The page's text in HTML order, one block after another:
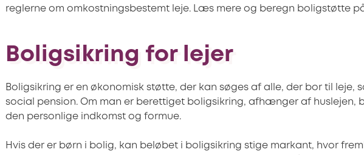
reglerne om omkostningsbestemt leje. Læs mere og beregn boligstøtte
Boligsikring for lejer
Boligsikring er en økonomisk støtte, der kan søges af alle, der bor til leje,
social pension. Om man er berettiget boligsikring, afhænger af huslejen,
den personlige indkomst og formue.
Hvis der er børn i bolig, kan beløbet i boligsikring stige markant, hvor